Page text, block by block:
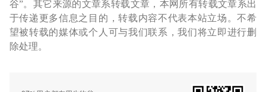
谷”。其它来源的文章系转载文章，本网所有转载文章系出
于传递更多信息之目的，转载内容不代表本站立场。不希
望被转载的媒体或个人可与我们联系，我们将立即进行删
除处理。